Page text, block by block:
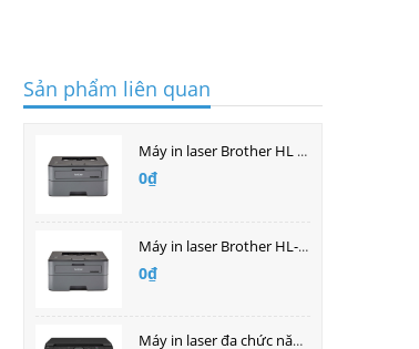
Sản phẩm liên quan
Máy in laser Brother HL - L2321D
0₫
Máy in laser Brother HL-L2366DW
0₫
Máy in laser đa chức năng Brother DCP-L2520D